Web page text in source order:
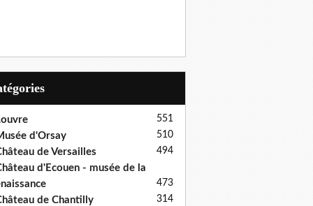
551
d'Orsay 510
de Versailles 494
d'Ecouen - musée de la
473
de Chantilly 314